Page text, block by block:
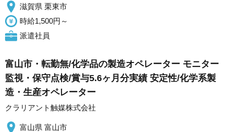
滋賀県 栗東市
時給1,500円～
派遣社員
富山市・転勤無/化学品の製造オペレーター モニター
監視・保守点検/賞与5.6ヶ月分実績 安定性/化学系製
造・生産オペレーター
クラリアント触媒株式会社
富山県 富山市